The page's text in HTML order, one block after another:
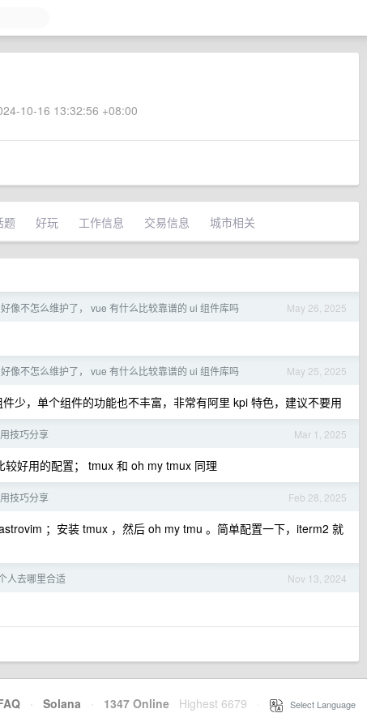
10-16 13:32:56 +08:00
题 好玩 工作信息 交易信息 城市相关
May 26, 2025
像不怎么维护了， vue 有什么比较靠谱的 ui 组件库吗
May 25, 2025
像不怎么维护了， vue 有什么比较靠谱的 ui 组件库吗
少，单个组件的功能也不丰富，非常有阿里 kpi 特色，建议不要用
Mar 1, 2025
技巧分享
好用的配置； tmux 和 oh my tmux 同理
Feb 28, 2025
技巧分享
；安装 tmux ，然后 oh my tmu 。简单配置一下，iterm2 就
Nov 13, 2024
人去哪里合适
· Solana · 1347 Online Highest 6679 Select Language